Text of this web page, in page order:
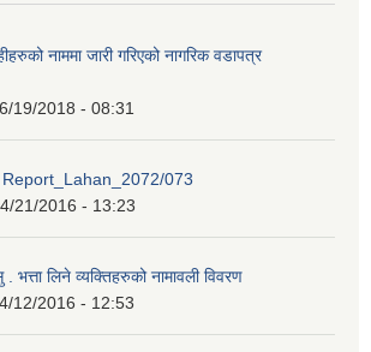
नाममा जारी गरिएको नागरिक वडापत्र
19/2018 - 08:31
073
21/2016 - 13:23
लिने व्यक्तिहरुको नामावली विवरण
12/2016 - 12:53